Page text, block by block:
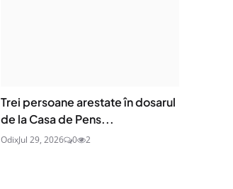
Trei persoane arestate în dosarul
de la Casa de Pens...
OdixJul 29, 2026 0 2